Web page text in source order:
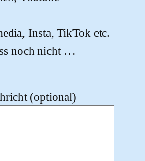
Insta, TikTok etc.
noch nicht …
(optional)